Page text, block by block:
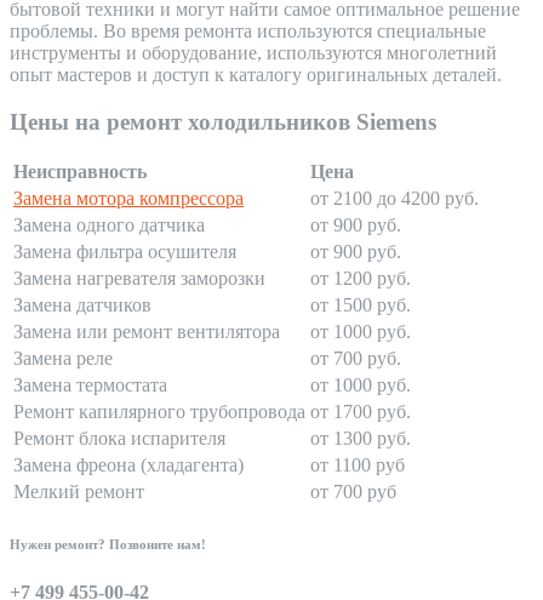
бытовой техники и могут найти самое оптимальное решение
проблемы. Во время ремонта используются специальные
инструменты и оборудование, используются многолетний
опыт мастеров и доступ к каталогу оригинальных деталей.
Цены на ремонт холодильников Siemens
Неисправность
Цена
Замена мотора компрессора
от 2100 до 4200 руб.
Замена одного датчика
от 900 руб.
Замена фильтра осушителя
от 900 руб.
Замена нагревателя заморозки
от 1200 руб.
Замена датчиков
от 1500 руб.
Замена или ремонт вентилятора
от 1000 руб.
Замена реле
от 700 руб.
Замена термостата
от 1000 руб.
Ремонт капилярного трубопровода от 1700 руб.
Ремонт блока испарителя
от 1300 руб.
Замена фреона (хладагента)
от 1100 руб
Мелкий ремонт
от 700 руб
Нужен ремонт? Позвоните нам!
+7 499 455-00-42